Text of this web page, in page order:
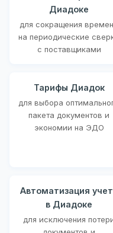
Диадоке
для сокращения
на периодические
с поставщиками
Тарифы Диадок
для выбора
пакета документов и
экономии на ЭДО
Автоматизация
в Диадоке
для исключения